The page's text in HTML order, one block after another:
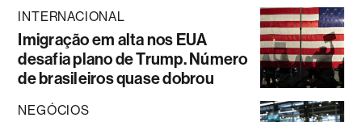
INTERNACIONAL
Imigração em alta nos EUA
desafia plano de Trump. Número
de brasileiros quase dobrou
NEGÓCIOS